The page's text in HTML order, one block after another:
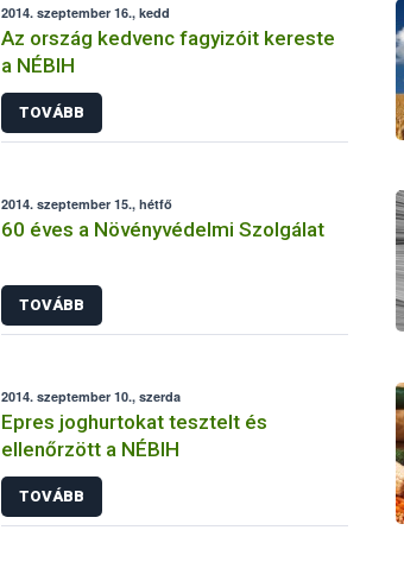
2014. szeptember 16., kedd
Az ország kedvenc fagyizóit kereste
a NÉBIH
TOVÁBB
2014. szeptember 15., hétfő
60 éves a Növényvédelmi Szolgálat
TOVÁBB
2014. szeptember 10., szerda
Epres joghurtokat tesztelt és
ellenőrzött a NÉBIH
TOVÁBB